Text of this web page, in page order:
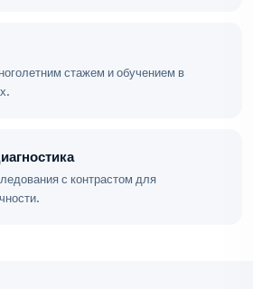
стажем и обучением в
с контрастом для